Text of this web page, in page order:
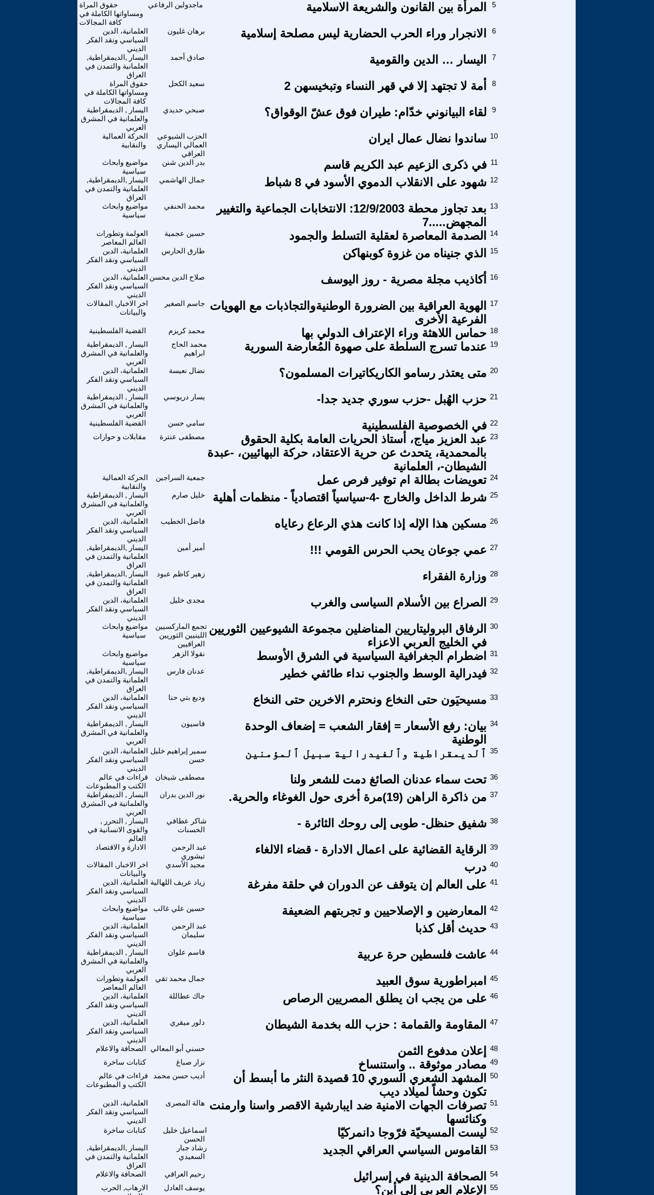
حقوق المراة
ومساواتها الكاملة في
كافة المجالات
ماجدولين الرفاعي المرأة بين القانون والشريعة الاسلامية 5
العلمانية، الدين
السياسي ونقد الفكر
الديني
برهان غليون الانجرار وراء الحرب الحضارية ليس مصلحة إسلامية 6
اليسار ,الديمقراطية,
العلمانية والتمدن في
العراق
صادق أحمد اليسار … الدين والقومية 7
حقوق المراة
ومساواتها الكاملة في
كافة المجالات
سعيد الكحل أمة لا تجتهد إلا في قهر النساء وتبخيسهن 2 8
اليسار , الديمقراطية
والعلمانية في المشرق
العربي
صبحي حديدي لقاء البيانوني خدّام: طيران فوق عشّ الوقواق؟ 9
الحركة العمالية
والنقابية
الحزب الشيوعي
العمالي اليساري
العراقي
ساندوا نضال عمال ايران 10
مواضيع وابحاث
سياسية
بدر الدين شنن في ذكرى الزعيم عبد الكريم قاسم 11
اليسار ,الديمقراطية,
العلمانية والتمدن في
العراق
جمال الهاشمي شهود على الانقلاب الدموي الأسود في 8 شباط 12
مواضيع وابحاث
سياسية
محمد الحنفي
بعد تجاوز محطة 12/9/2003: الانتخابات الجماعية والتغيير
المجهض.....7
13
العولمة وتطورات
العالم المعاصر
حسين عجمية الصدمة المعاصرة لعقلية التسلط والجمود 14
العلمانية، الدين
السياسي ونقد الفكر
الديني
طارق الحارس الذي جنيناه من غزوة كوبنهاكن 15
العلمانية، الدين
السياسي ونقد الفكر
الديني
صلاح الدين محسن أكاذيب مجلة مصرية - روز اليوسف 16
اخر الاخبار, المقالات
والبيانات
جاسم الصغير
الهوية العراقية بين الضرورة الوطنيةوالتجاذبات مع الهويات
الفرعية الأخرى
17
القضية الفلسطينية محمد كريزم حماس اللاهثة وراء الإعتراف الدولي بها 18
اليسار , الديمقراطية
والعلمانية في المشرق
العربي
محمد الحاج
ابراهيم
عندما تسرج السلطة على صهوة المُعارضة السورية 19
العلمانية، الدين
السياسي ونقد الفكر
الديني
نضال نعيسة متى يعتذر رسامو الكاريكاتيرات المسلمون؟ 20
اليسار , الديمقراطية
والعلمانية في المشرق
العربي
يسار دريوسي حزب الهُبل -حزب سوري جديد جدا- 21
القضية الفلسطينية سامي حسن في الخصوصية الفلسطينية 22
مقابلات و حوارات
مصطفى عنترة
عبد العزيز مياج، أستاذ الحريات العامة بكلية الحقوق
بالمحمدية، يتحدث عن حرية الاعتقاد، حركة البهائيين، -عبدة
الشيطان-، العلمانية
23
الحركة العمالية
والنقابية
جمعية السراجين تعويضات بطالة ام توفير فرص عمل 24
اليسار , الديمقراطية
والعلمانية في المشرق
العربي
خليل صارم شرط الداخل والخارج -4-سياسياً اقتصادياً - منظمات أهلية 25
العلمانية، الدين
السياسي ونقد الفكر
الديني
فاضل الخطيب مسكين هذا الإله إذا كانت هذي الرعاع رعاياه 26
اليسار ,الديمقراطية,
العلمانية والتمدن في
العراق
أمير أمين عمي جوعان يحب الحرس القومي !!! 27
اليسار ,الديمقراطية,
العلمانية والتمدن في
العراق
زهير كاظم عبود وزارة الفقراء 28
العلمانية، الدين
السياسي ونقد الفكر
الديني
مجدى خليل الصراع بين الأسلام السياسى والغرب 29
مواضيع وابحاث
سياسية
تجمع الماركسيين
اللينيين الثوريين
العراقيين
الرفاق البروليتاريين المناضلين مجموعة الشيوعيين الثوريين
في الخليج العربي الاعزاء
30
مواضيع وابحاث
سياسية
نقولا الزهر اضطرام الجغرافية السياسية في الشرق الأوسط 31
اليسار ,الديمقراطية,
العلمانية والتمدن في
العراق
عدنان فارس فيدرالية الوسط والجنوب نداء طائفي خطير 32
العلمانية، الدين
السياسي ونقد الفكر
الديني
وديع بتي حنا مسيحيَون حتى النخاع ونحترم الاخرين حتى النخاع 33
اليسار , الديمقراطية
والعلمانية في المشرق
العربي
قاسيون
بيان: رفع الأسعار = إفقار الشعب = إضعاف الوحدة
الوطنية
34
العلمانية، الدين
السياسي ونقد الفكر
الديني
سمير إبراهيم خليل
حسن
ٱلديمقراطية وٱلفيدرالية سبيل ٱلمؤمنين 35
قراءات في عالم
الكتب و المطبوعات
مصطفى شيخان تحت سماء عدنان الصائغ دمت للشعر ولنا 36
اليسار , الديمقراطية
والعلمانية في المشرق
العربي
نور الدين بدران من ذاكرة الراهن (19)مرة أخرى حول الغوغاء والحرية. 37
اليسار , التحرر ,
والقوى الانسانية في
العالم
شاكر عطافي
الحسنات
شفيق حنظل- طوبى إلى روحك الثائرة - 38
الادارة و الاقتصاد
عبد الرحمن
تيشوري
الرقاية القضائية على اعمال الادارة - قضاء الالغاء 39
اخر الاخبار, المقالات
والبيانات
مجيد الأسدي درب 40
العلمانية، الدين
السياسي ونقد الفكر
الديني
زياد عريف اللهالية على العالم إن يتوقف عن الدوران في حلقة مفرغة 41
مواضيع وابحاث
سياسية
حسين علي غالب المعارضين و الإصلاحيين و تجربتهم الضعيفة 42
العلمانية، الدين
السياسي ونقد الفكر
الديني
عبد الرحمن
سليمان
حديث أقل كذبا 43
اليسار , الديمقراطية
والعلمانية في المشرق
العربي
قاسم علوان عاشت فلسطين حرة عربية 44
العولمة وتطورات
العالم المعاصر
جمال محمد تقي امبراطورية سوق العبيد 45
العلمانية، الدين
السياسي ونقد الفكر
الديني
جاك عطاللة على من يجب ان يطلق المصريين الرصاص 46
العلمانية، الدين
السياسي ونقد الفكر
الديني
دلور ميقري المقاومة والقمامة : حزب الله بخدمة الشيطان 47
الصحافة والاعلام حسني أبو المعالي إعلان مدفوع الثمن
48
كتابات ساخرة
نزار صباغ مصادر موثوقة .. واستنساخ 49
قراءات في عالم
الكتب و المطبوعات
أديب حسن محمد
المشهد الشعري السوري 10 قصيدة النثر ما أبسط أن
تكون وحشاً لميلاد ديب
50
العلمانية، الدين
السياسي ونقد الفكر
الديني
هالة المصرى
تصرفات الجهات الامنية ضد ايبارشية الاقصر واسنا وارمنت
وكنائسها
51
كتابات ساخرة
اسماعيل خليل
الحسن
ليست المسيحيّة فرّوجا دانمركيّا 52
اليسار ,الديمقراطية,
العلمانية والتمدن في
العراق
رشاد جبار
السعيدي
القاموس السياسي العراقي الجديد 53
الصحافة والاعلام رحيم العراقي الصحافة الدينية في إسرائيل
54
الارهاب, الحرب
يوسف العادل الإعلام العربي إلى أين؟ 55